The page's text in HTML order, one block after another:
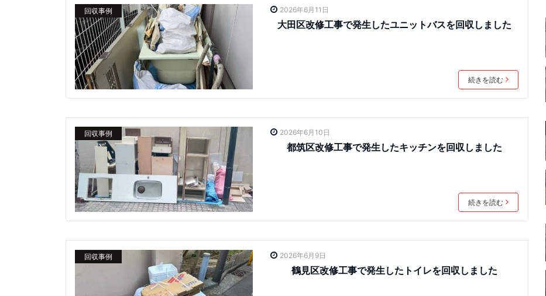
回収事例 2026年6月11日
大田区改修工事で発生したユニットバスを回収しました
続きを読む
回収事例 2026年6月10日
都筑区改修工事で発生したキッチンを回収しました
続きを読む
回収事例 2026年6月9日
鶴見区改修工事で発生したトイレを回収しました